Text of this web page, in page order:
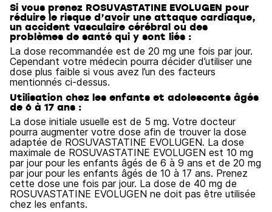
Si vous prenez ROSUVASTATINE EVOLUGEN pour
réduire le risque d’avoir une attaque cardiaque,
un accident vasculaire cérébral ou des
problèmes de santé qui y sont liés :
La dose recommandée est de 20 mg une fois par jour.
Cependant votre médecin pourra décider d’utiliser une
dose plus faible si vous avez l’un des facteurs
mentionnés ci-dessus.
Utilisation chez les enfants et adolescents âgés
de 6 à 17 ans :
La dose initiale usuelle est de 5 mg. Votre docteur
pourra augmenter votre dose afin de trouver la dose
adaptée de ROSUVASTATINE EVOLUGEN. La dose
maximale de ROSUVASTATINE EVOLUGEN est 10 mg
par jour pour les enfants âgés de 6 à 9 ans et de 20 mg
par jour pour les enfants âgés de 10 à 17 ans. Prenez
cette dose une fois par jour. La dose de 40 mg de
ROSUVASTATINE EVOLUGEN ne doit pas être utilisée
chez les enfants.